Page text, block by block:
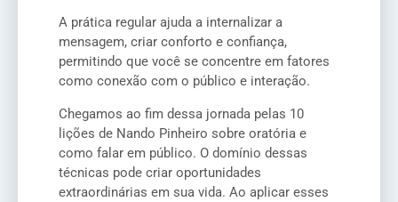
A prática regular ajuda a internalizar a
mensagem, criar conforto e confiança,
permitindo que você se concentre em fatores
como conexão com o público e interação.
Chegamos ao fim dessa jornada pelas 10
lições de Nando Pinheiro sobre oratória e
como falar em público. O domínio dessas
técnicas pode criar oportunidades
extraordinárias em sua vida. Ao aplicar esses